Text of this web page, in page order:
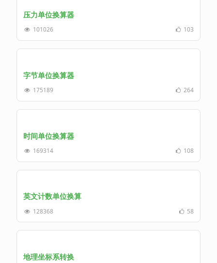
压力单位换算器
101026 103
字节单位换算器
175189 264
时间单位换算器
169314 108
英文计数单位换算
128368 58
地理坐标系转换